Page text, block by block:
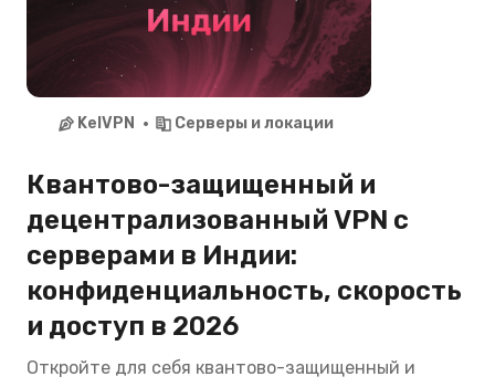
KelVPN Серверы и локации
Квантово-защищенный и
децентрализованный VPN с
серверами в Индии:
конфиденциальность, скорость
и доступ в 2026
Откройте для себя квантово-защищенный и